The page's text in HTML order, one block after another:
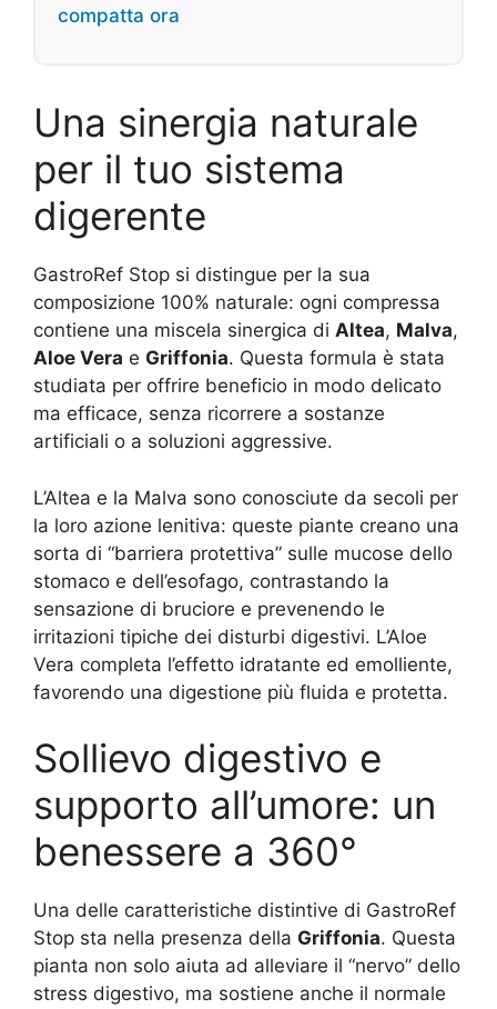
compatta ora
Una sinergia naturale
per il tuo sistema
digerente
GastroRef Stop si distingue per la sua
composizione 100% naturale: ogni compressa
contiene una miscela sinergica di Altea, Malva,
Aloe Vera e Griffonia. Questa formula è stata
studiata per offrire beneficio in modo delicato
ma efficace, senza ricorrere a sostanze
artificiali o a soluzioni aggressive.
L’Altea e la Malva sono conosciute da secoli per
la loro azione lenitiva: queste piante creano una
sorta di “barriera protettiva” sulle mucose dello
stomaco e dell’esofago, contrastando la
sensazione di bruciore e prevenendo le
irritazioni tipiche dei disturbi digestivi. L’Aloe
Vera completa l’effetto idratante ed emolliente,
favorendo una digestione più fluida e protetta.
Sollievo digestivo e
supporto all’umore: un
benessere a 360°
Una delle caratteristiche distintive di GastroRef
Stop sta nella presenza della Griffonia. Questa
pianta non solo aiuta ad alleviare il “nervo” dello
stress digestivo, ma sostiene anche il normale